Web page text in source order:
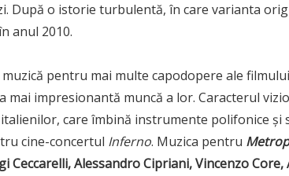
După o istorie turbulentă, în care varianta
anul 2010.
muzică pentru mai multe capodopere ale
mai impresionantă muncă a lor. Caracterul
care îmbină instrumente polifonice și
cine-concertul Inferno. Muzica pentru
Ceccarelli, Alessandro Cipriani, Vincenzo Core,